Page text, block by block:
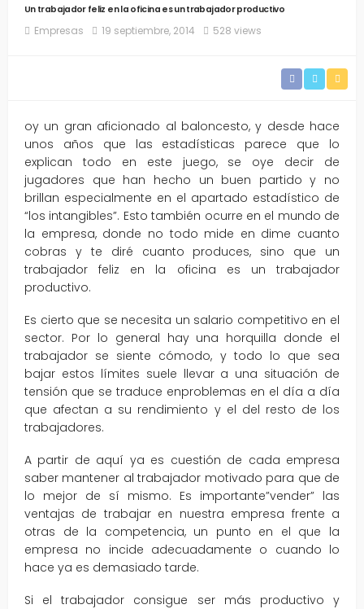
Un trabajador feliz en la oficina es un trabajador productivo
Empresas 19 septiembre, 2014 528 views
oy un gran aficionado al baloncesto, y desde hace
unos años que las estadísticas parece que lo
explican todo en este juego, se oye decir de
jugadores que han hecho un buen partido y no
brillan especialmente en el apartado estadístico de
“los intangibles”. Esto también ocurre en el mundo de
la empresa, donde no todo mide en dime cuanto
cobras y te diré cuanto produces, sino que un
trabajador feliz en la oficina es un trabajador
productivo.
Es cierto que se necesita un salario competitivo en el
sector. Por lo general hay una horquilla donde el
trabajador se siente cómodo, y todo lo que sea
bajar estos límites suele llevar a una situación de
tensión que se traduce enproblemas en el día a día
que afectan a su rendimiento y el del resto de los
trabajadores.
A partir de aquí ya es cuestión de cada empresa
saber mantener al trabajador motivado para que de
lo mejor de sí mismo. Es importante”vender” las
ventajas de trabajar en nuestra empresa frente a
otras de la competencia, un punto en el que la
empresa no incide adecuadamente o cuando lo
hace ya es demasiado tarde.
Si el trabajador consigue ser más productivo y